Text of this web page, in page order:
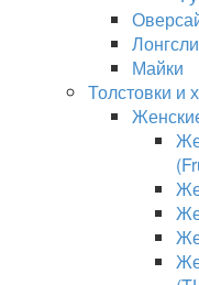
Майки
Толстовки и